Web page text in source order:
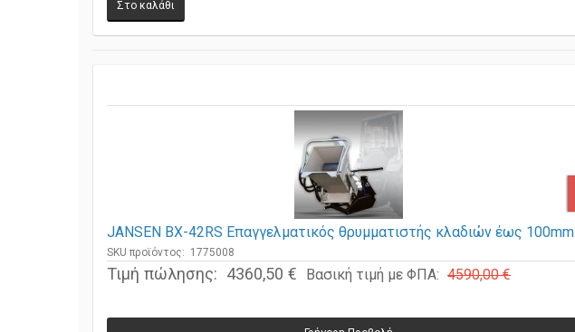
JANSEN BX-42RS Επαγγελματικός θρυμματιστής κλαδιών έως 100mm
SKU προϊόντος: 1775008
Τιμή πώλησης: 4360,50 € Βασική τιμή με ΦΠΑ: 4590,00 €